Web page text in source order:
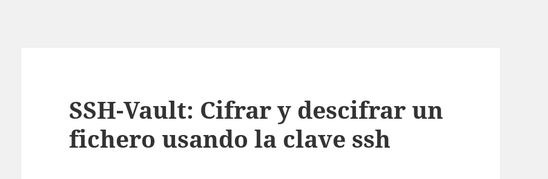
SSH-Vault: Cifrar y descifrar un
fichero usando la clave ssh